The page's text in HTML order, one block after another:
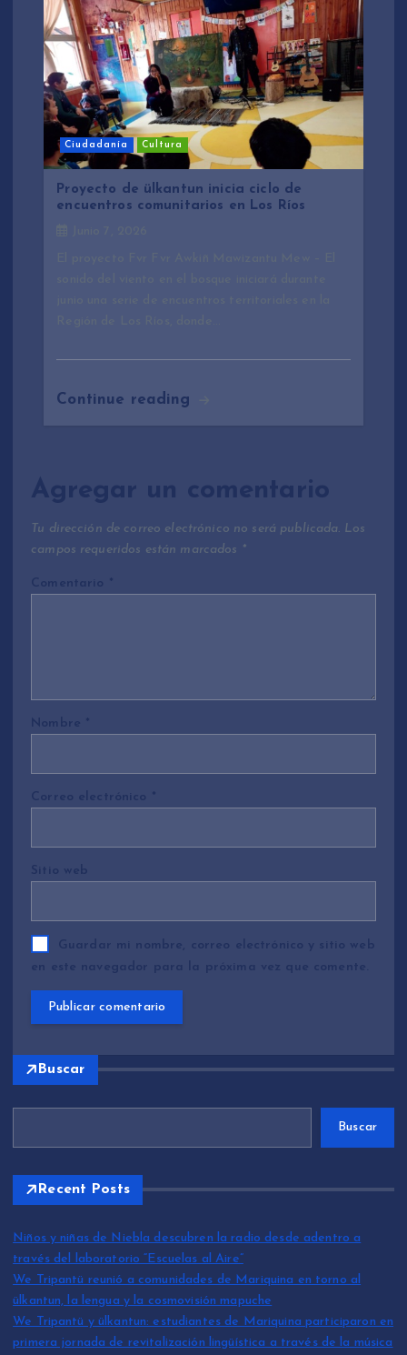
Ciudadanía Cultura
Proyecto de ülkantun inicia ciclo de
encuentros comunitarios en Los Ríos
Continue reading
Agregar un comentario
Tu dirección de correo electrónico no será publicada. Los
campos requeridos están marcados *
Comentario *
Nombre *
Correo electrónico *
Sitio web
Guardar mi nombre, correo electrónico y sitio web
en este navegador para la próxima vez que comente.
Buscar
Buscar
Recent Posts
Niños y niñas de Niebla descubren la radio desde adentro a
través del laboratorio “Escuelas al Aire”
We Tripantü reunió a comunidades de Mariquina en torno al
ülkantun, la lengua y la cosmovisión mapuche
We Tripantü y ülkantun: estudiantes de Mariquina participaron en
primera jornada de revitalización lingüística a través de la música